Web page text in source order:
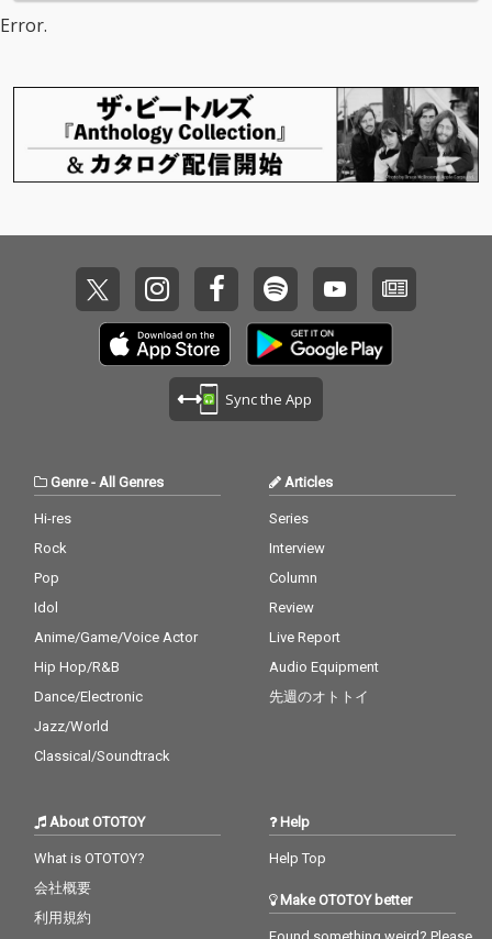
Error.
Sync the App
Genre- All Genres
Hi-res
Rock
Pop
Idol
Anime/Game/Voice Actor
Hip Hop/R&B
Dance/Electronic
Jazz/World
Classical/Soundtrack
Articles
Series
Interview
Column
Review
Live Report
Audio Equipment
先週のオトトイ
About OTOTOY
What is OTOTOY?
会社概要
利用規約
Help
Help Top
Make OTOTOY better